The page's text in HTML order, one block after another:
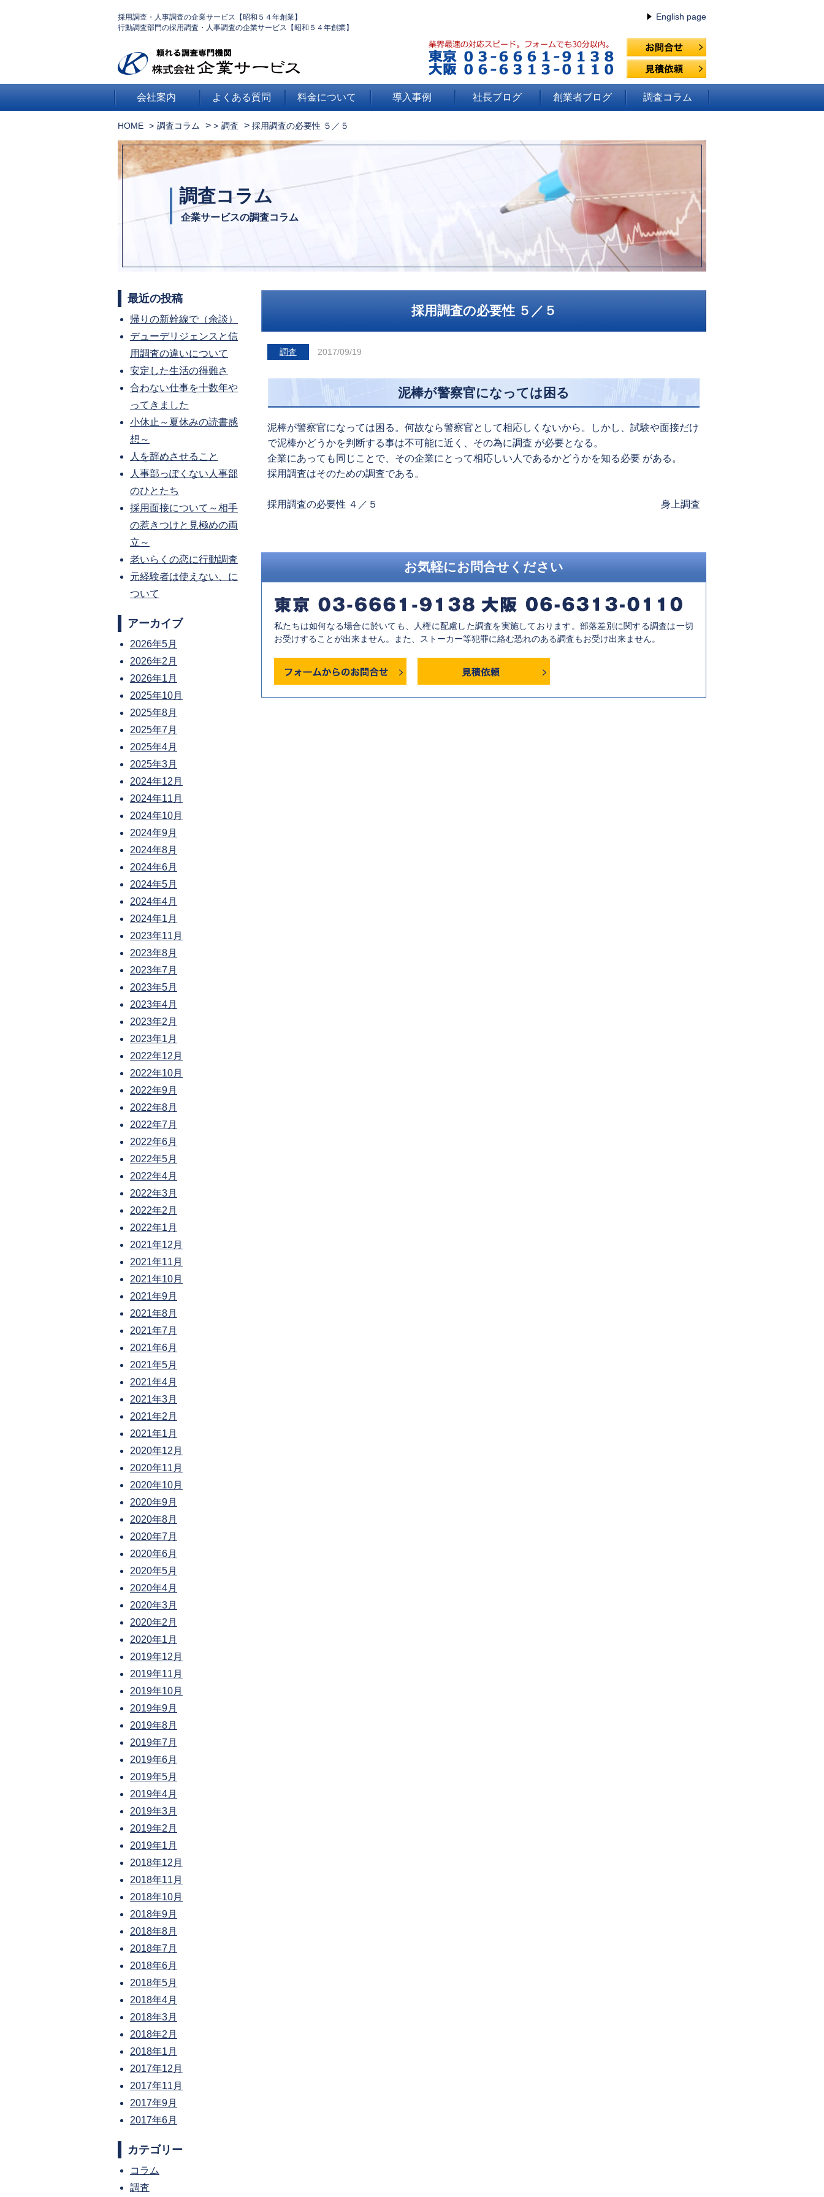
English page
採用調査・人事調査の企業サービス【昭和５４年創業】
行動調査部門の採用調査・人事調査の企業サービス【昭和５４年創業】
会社案内 よくある質問 料金について 導入事例 社長ブログ 創業者ブログ 調査コラム
HOME 調査コラム > 調査 > 採用調査の必要性 ５／５
調査コラム
企業サービスの調査コラム
採用調査の必要性 ５／５
調査 2017/09/19
泥棒が警察官になっては困る
泥棒が警察官になっては困る。何故なら警察官として相応しくないから。しかし、試験や面接だけ
で泥棒かどうかを判断する事は不可能に近く、その為に調査 が必要となる。
企業にあっても同じことで、その企業にとって相応しい人であるかどうかを知る必要 がある。
採用調査はそのための調査である。
Previous
採用調査の必要性 ４／５ Next
身上調査
お気軽にお問合せください
私たちは如何なる場合に於いても、人権に配慮した調査を実施しております。部落差別に関する調査は一切
お受けすることが出来ません。また、ストーカー等犯罪に絡む恐れのある調査もお受け出来ません。
最近の投稿
帰りの新幹線で（余談）
デューデリジェンスと信
用調査の違いについて
安定した生活の得難さ
合わない仕事を十数年や
ってきました
小休止～夏休みの読書感
想～
人を辞めさせること
人事部っぽくない人事部
のひとたち
採用面接について～相手
の惹きつけと見極めの両
立～
老いらくの恋に行動調査
元経験者は使えない、に
ついて
アーカイブ
2026年5月
2026年2月
2026年1月
2025年10月
2025年8月
2025年7月
2025年4月
2025年3月
2024年12月
2024年11月
2024年10月
2024年9月
2024年8月
2024年6月
2024年5月
2024年4月
2024年1月
2023年11月
2023年8月
2023年7月
2023年5月
2023年4月
2023年2月
2023年1月
2022年12月
2022年10月
2022年9月
2022年8月
2022年7月
2022年6月
2022年5月
2022年4月
2022年3月
2022年2月
2022年1月
2021年12月
2021年11月
2021年10月
2021年9月
2021年8月
2021年7月
2021年6月
2021年5月
2021年4月
2021年3月
2021年2月
2021年1月
2020年12月
2020年11月
2020年10月
2020年9月
2020年8月
2020年7月
2020年6月
2020年5月
2020年4月
2020年3月
2020年2月
2020年1月
2019年12月
2019年11月
2019年10月
2019年9月
2019年8月
2019年7月
2019年6月
2019年5月
2019年4月
2019年3月
2019年2月
2019年1月
2018年12月
2018年11月
2018年10月
2018年9月
2018年8月
2018年7月
2018年6月
2018年5月
2018年4月
2018年3月
2018年2月
2018年1月
2017年12月
2017年11月
2017年9月
2017年6月
カテゴリー
コラム
調査